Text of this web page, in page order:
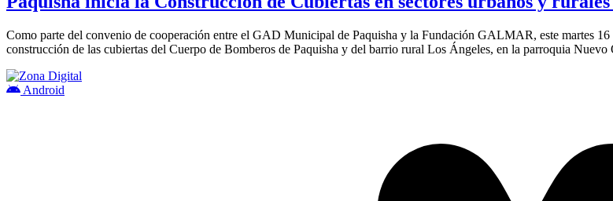
Como parte del convenio de cooperación entre el GAD Municipal de Paquisha y la Fundación GALMAR, este martes
construcción de las cubiertas del Cuerpo de Bomberos de Paquisha y del barrio rural Los Ángeles, en la parroquia
Android